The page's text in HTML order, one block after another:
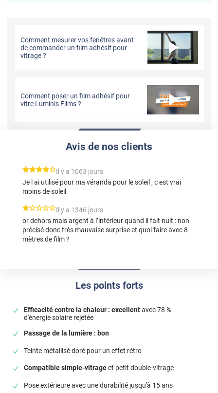
Comment mesurer vos fenêtres avant
de commander un film adhésif pour
vitrage ?
Comment poser un film adhésif pour
vitre Luminis Films ?
Les points forts
Efficacité contre la chaleur : excellentavec 78 %
d'énergie solaire rejetée
Passage de la lumière : bon
Teinte métallisé doré pour un effet rétro
Compatible simple-vitrageet petit double-vitrage
Pose extérieure avec une durabilité jusqu'à 15 ans
Avis de nos clients
*****Il y a 1063 jours
Je l ai utilisé pour ma véranda pour le soleil , c est vrai
moins de soleil
*****
Il y a 1346 jours
or dehors mais argent à l’intérieur quand il fait nuit : non
précisé donc très mauvaise surprise et quoi faire avec 8
mètres de film ?